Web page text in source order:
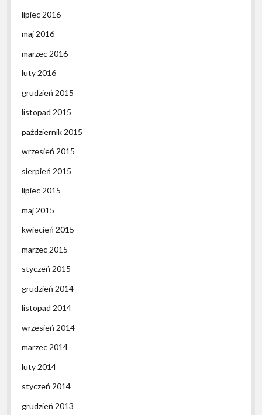
lipiec 2016
maj 2016
marzec 2016
luty 2016
grudzień 2015
listopad 2015
październik 2015
wrzesień 2015
sierpień 2015
lipiec 2015
maj 2015
kwiecień 2015
marzec 2015
styczeń 2015
grudzień 2014
listopad 2014
wrzesień 2014
marzec 2014
luty 2014
styczeń 2014
grudzień 2013